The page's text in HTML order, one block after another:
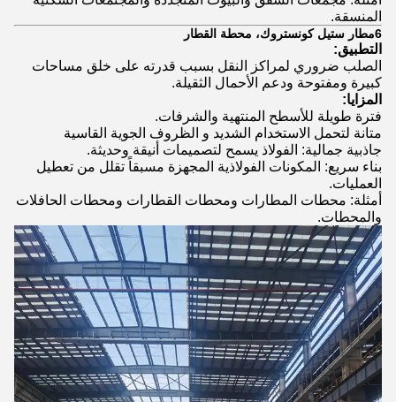
المنسقة.
6مطار ستيل كونستروك، محطة القطار
التطبيق:
الصلب ضروري لمراكز النقل بسبب قدرته على خلق مساحات
كبيرة ومفتوحة ودعم الأحمال الثقيلة.
المزايا:
فترة طويلة للأسطح المنتهية والشرفات.
متانة لتحمل الاستخدام الشديد و الظروف الجوية القاسية
جاذبية جمالية: الفولاذ يسمح لتصميمات أنيقة وحديثة.
بناء سريع: المكونات الفولاذية المجهزة مسبقاً تقلل من تعطيل
العمليات.
أمثلة: محطات المطارات ومحطات القطارات ومحطات الحافلات
والمحطات.